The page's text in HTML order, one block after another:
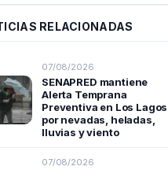
RELACIONADAS
07/08/2026
SENAPRED mantiene
Alerta Temprana
Preventiva en Los Lagos
por nevadas, heladas,
lluvias y viento
07/08/2026